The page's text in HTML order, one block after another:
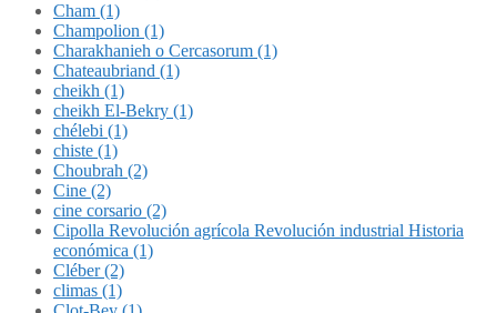
Cham (1)
Champolion (1)
Charakhanieh o Cercasorum (1)
Chateaubriand (1)
cheikh (1)
cheikh El-Bekry (1)
chélebi (1)
chiste (1)
Choubrah (2)
Cine (2)
cine corsario (2)
Cipolla Revolución agrícola Revolución industrial Historia
económica (1)
Cléber (2)
climas (1)